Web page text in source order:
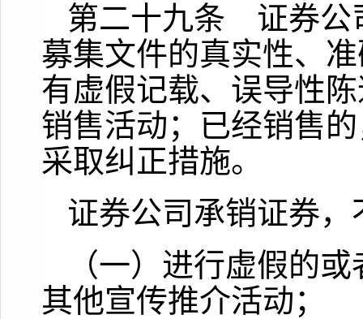
第二十九条 证券公
募集文件的真实性、
有虚假记载、误导性
销售活动；已经销售
采取纠正措施。
证券公司承销证券
（一）进行虚假的
其他宣传推介活动；